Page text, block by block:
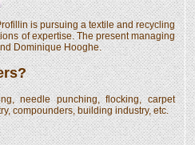
is pursuing a textile and recycling
of expertise. The present managing
Dominique Hooghe.
needle punching, flocking, carpet
compounders, building industry, etc.